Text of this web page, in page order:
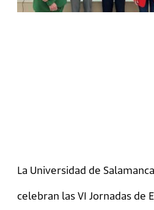
La Universidad de
celebran las VI Jornadas de